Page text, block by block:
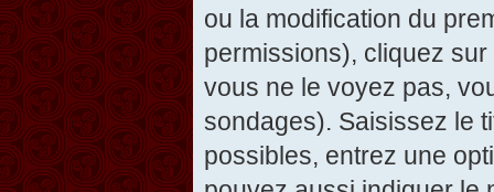
ou la modification du
permissions), cliquez sur
vous ne le voyez pas,
sondages). Saisissez le
possibles, entrez une